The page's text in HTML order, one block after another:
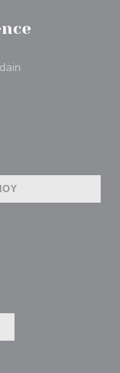
σε νέο
((ανοίγει σε νέο